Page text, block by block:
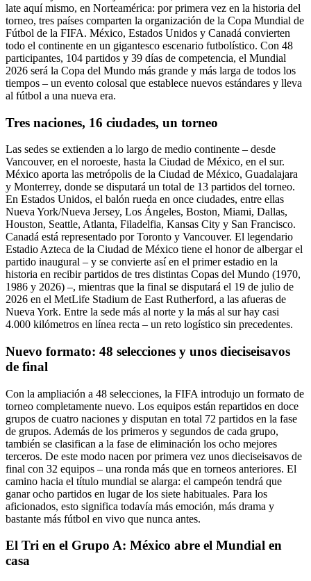
late aquí mismo, en Norteamérica: por primera vez en la historia del
torneo, tres países comparten la organización de la Copa Mundial de
Fútbol de la FIFA. México, Estados Unidos y Canadá convierten
todo el continente en un gigantesco escenario futbolístico. Con 48
participantes, 104 partidos y 39 días de competencia, el Mundial
2026 será la Copa del Mundo más grande y más larga de todos los
tiempos – un evento colosal que establece nuevos estándares y lleva
al fútbol a una nueva era.
Tres naciones, 16 ciudades, un torneo
Las sedes se extienden a lo largo de medio continente – desde
Vancouver, en el noroeste, hasta la Ciudad de México, en el sur.
México aporta las metrópolis de la Ciudad de México, Guadalajara
y Monterrey, donde se disputará un total de 13 partidos del torneo.
En Estados Unidos, el balón rueda en once ciudades, entre ellas
Nueva York/Nueva Jersey, Los Ángeles, Boston, Miami, Dallas,
Houston, Seattle, Atlanta, Filadelfia, Kansas City y San Francisco.
Canadá está representado por Toronto y Vancouver. El legendario
Estadio Azteca de la Ciudad de México tiene el honor de albergar el
partido inaugural – y se convierte así en el primer estadio en la
historia en recibir partidos de tres distintas Copas del Mundo (1970,
1986 y 2026) –, mientras que la final se disputará el 19 de julio de
2026 en el MetLife Stadium de East Rutherford, a las afueras de
Nueva York. Entre la sede más al norte y la más al sur hay casi
4.000 kilómetros en línea recta – un reto logístico sin precedentes.
Nuevo formato: 48 selecciones y unos dieciseisavos
de final
Con la ampliación a 48 selecciones, la FIFA introdujo un formato de
torneo completamente nuevo. Los equipos están repartidos en doce
grupos de cuatro naciones y disputan en total 72 partidos en la fase
de grupos. Además de los primeros y segundos de cada grupo,
también se clasifican a la fase de eliminación los ocho mejores
terceros. De este modo nacen por primera vez unos dieciseisavos de
final con 32 equipos – una ronda más que en torneos anteriores. El
camino hacia el título mundial se alarga: el campeón tendrá que
ganar ocho partidos en lugar de los siete habituales. Para los
aficionados, esto significa todavía más emoción, más drama y
bastante más fútbol en vivo que nunca antes.
El Tri en el Grupo A: México abre el Mundial en
casa